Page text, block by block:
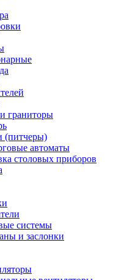
граниторы
(питчеры)
автоматы
столовых приборов
системы
и заслонки